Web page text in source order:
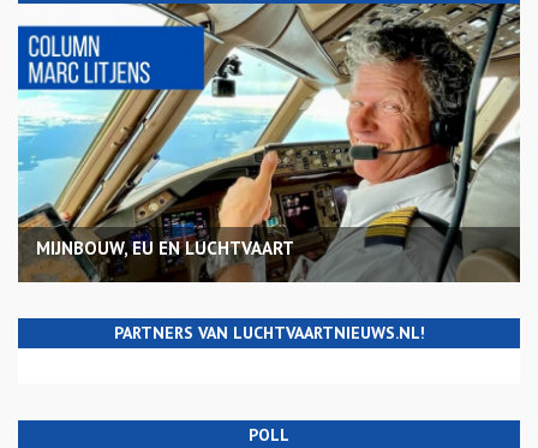
MIJNBOUW, EU EN LUCHTVAART
PARTNERS VAN LUCHTVAARTNIEUWS.NL!
POLL